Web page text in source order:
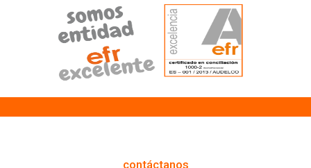
contáctanos